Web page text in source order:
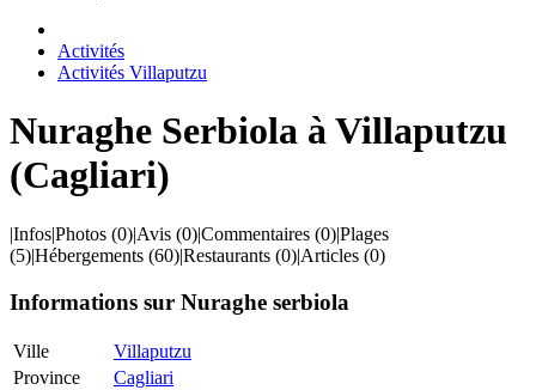
Activités
Activités Villaputzu
Nuraghe Serbiola à Villaputzu
(Cagliari)
|Infos|Photos (0)|Avis (0)|Commentaires (0)|Plages
(5)|Hébergements (60)|Restaurants (0)|Articles (0)
Informations sur Nuraghe serbiola
Ville
Villaputzu
Province
Cagliari